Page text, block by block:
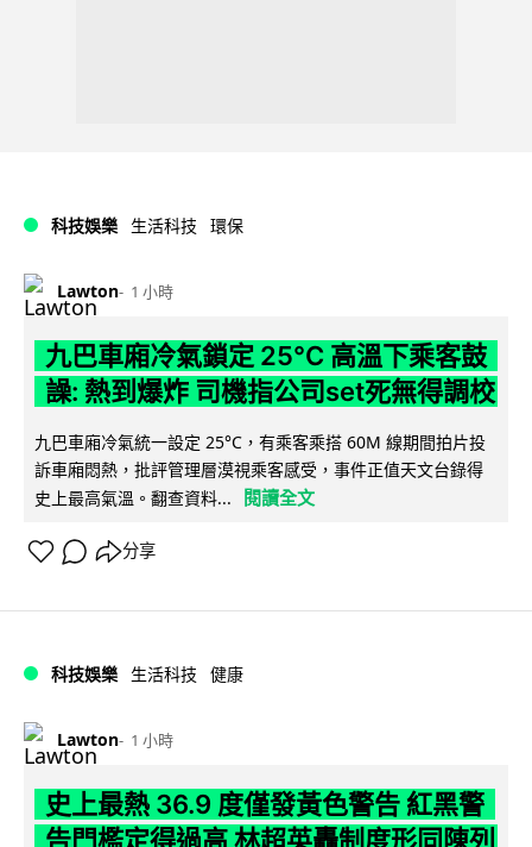
科技娛樂 生活科技 環保
Lawton 1 小時
九巴車廂冷氣鎖定 25°C 高溫下乘客鼓
譟: 熱到爆炸 司機指公司set死無得調校
九巴車廂冷氣統一設定 25°C，有乘客乘搭 60M 線期間拍片投
訴車廂悶熱，批評管理層漠視乘客感受，事件正值天文台錄得
史上最高氣溫。翻查資料...
閱讀全文
分享
科技娛樂 生活科技 健康
Lawton 1 小時
史上最熱 36.9 度僅發黃色警告 紅黑警
告門檻定得過高 林超英轟制度形同陳列